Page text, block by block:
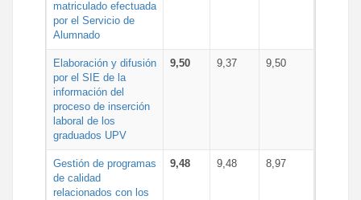
matriculado efectuada
por el Servicio de
Alumnado
Elaboración y difusión
por el SIE de la
información del
proceso de inserción
laboral de los
graduados UPV
9,50 9,37 9,50
Gestión de programas
de calidad
relacionados con los
9,48 9,48 8,97